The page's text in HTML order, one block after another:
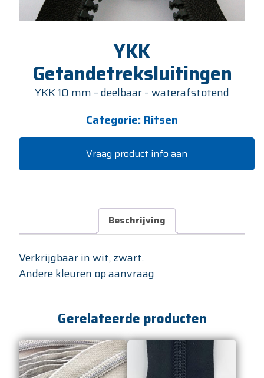
YKK
Getandetreksluitingen
YKK 10 mm – deelbaar – waterafstotend
Categorie: Ritsen
Vraag product info aan
Beschrijving
Verkrijgbaar in wit, zwart.
Andere kleuren op aanvraag
Gerelateerde producten